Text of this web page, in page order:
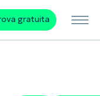
gratuita